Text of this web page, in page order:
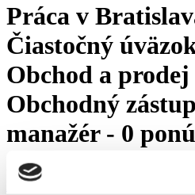
Práca v
Čiastočný
Obchod a
Obchodný
manažér - 0
upresniť vyhľadávanie
Práca